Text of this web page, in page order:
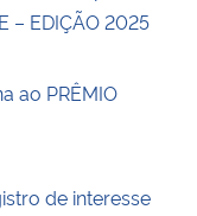
– EDIÇÃO 2025
ao PRÊMIO
de interesse